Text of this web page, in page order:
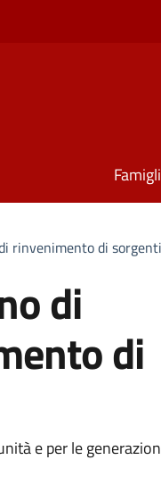
rinvenimento di
di
di
e per le